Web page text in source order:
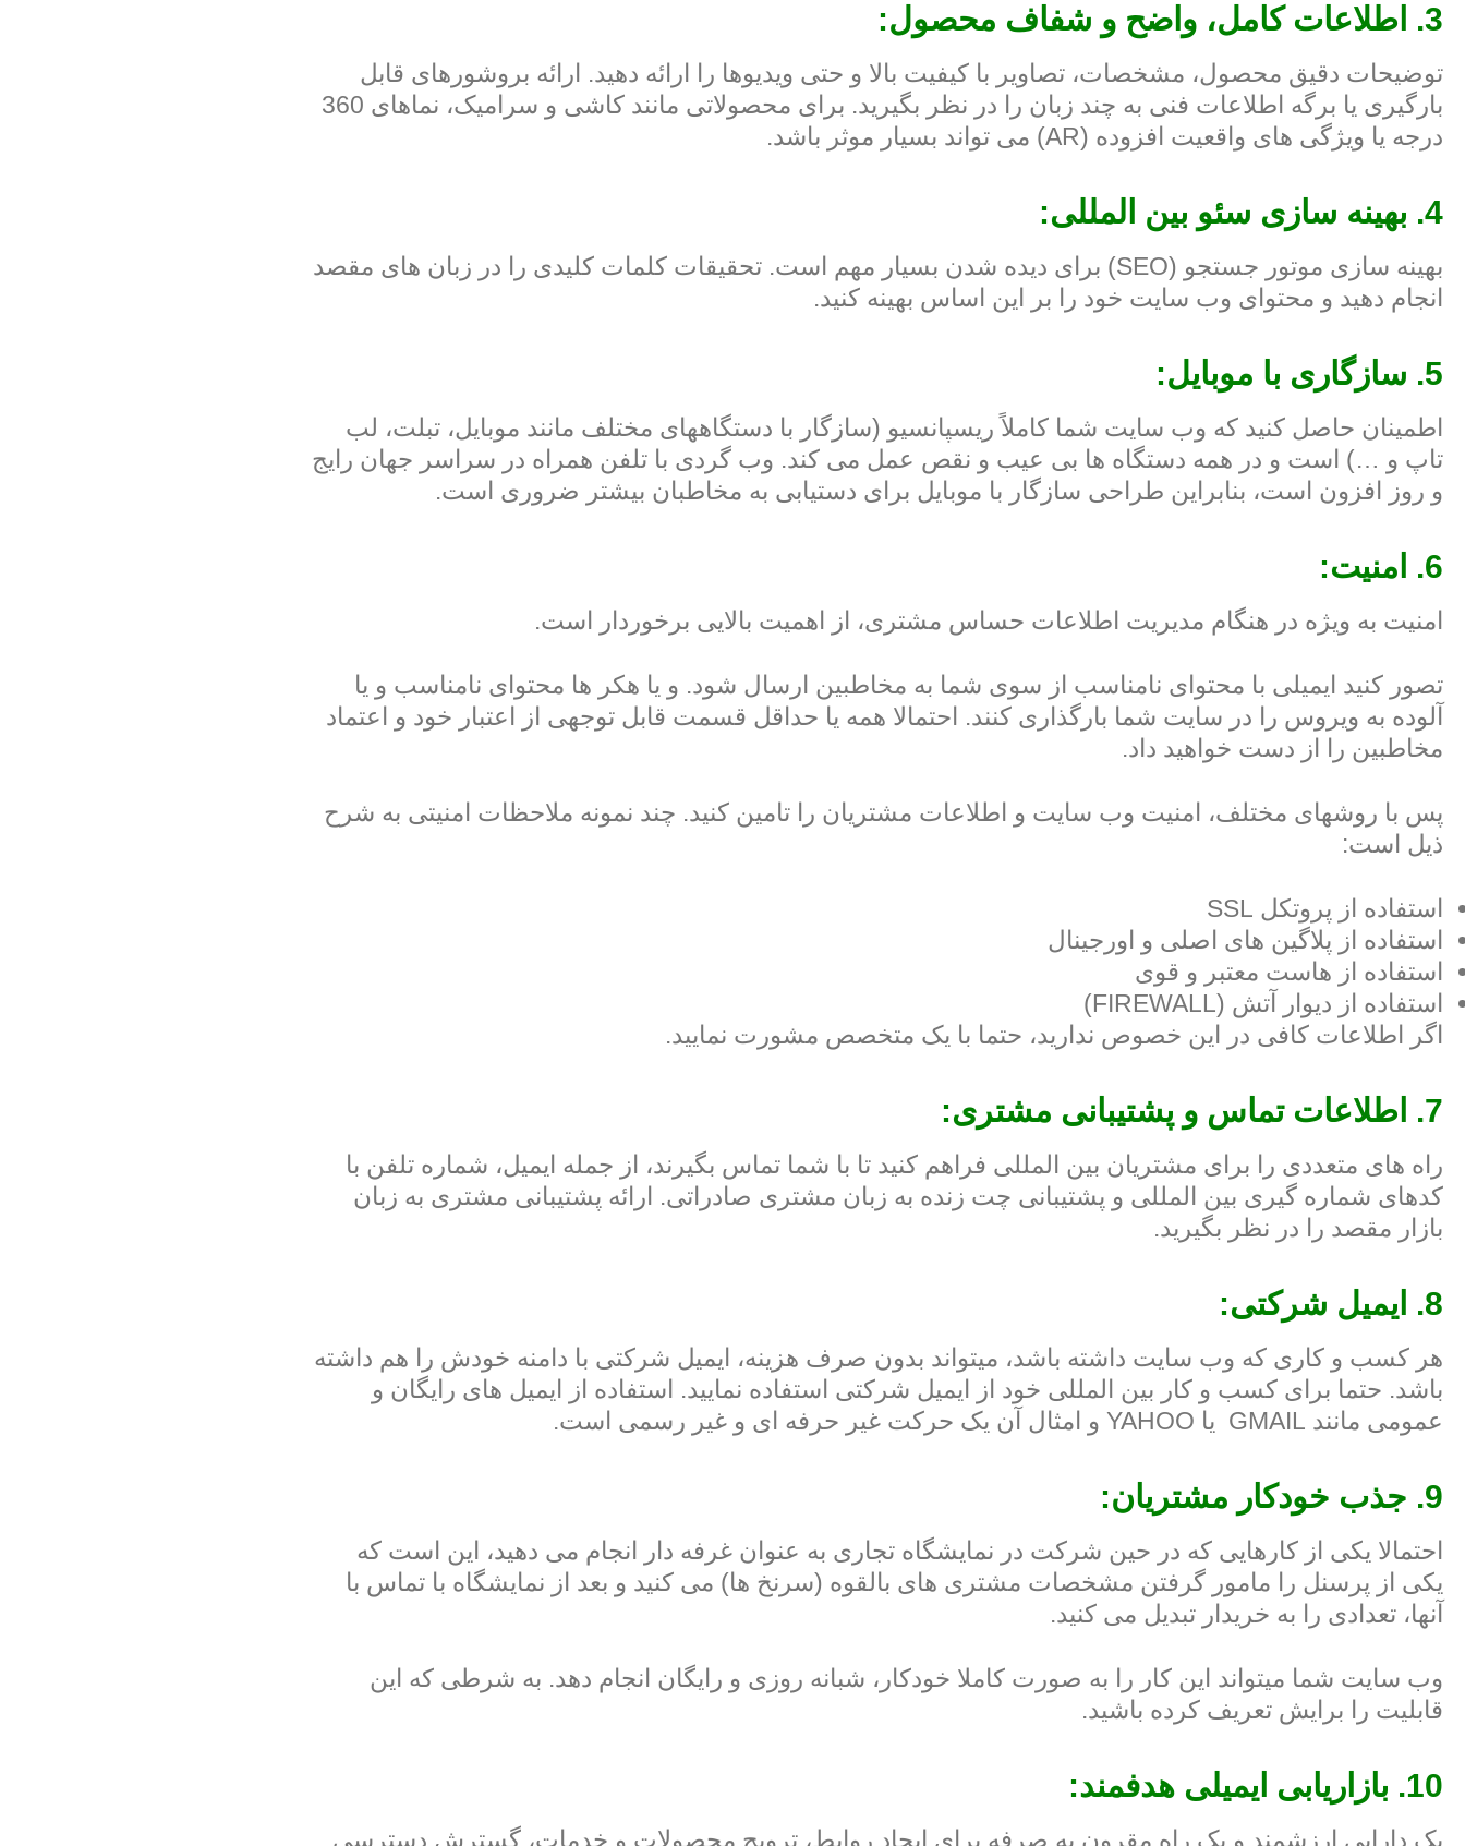
3. اطلاعات کامل، واضح و شفاف محصول:
توضیحات دقیق محصول، مشخصات، تصاویر با کیفیت بالا و حتی ویدیوها را ارائه دهید. ارائه بروشورهای قابل
بارگیری یا برگه اطلاعات فنی به چند زبان را در نظر بگیرید. برای محصولاتی مانند کاشی و سرامیک، نماهای 360
درجه یا ویژگی های واقعیت افزوده (AR) می تواند بسیار موثر باشد.
4. بهینه سازی سئو بین المللی:
بهینه سازی موتور جستجو (SEO) برای دیده شدن بسیار مهم است. تحقیقات کلمات کلیدی را در زبان های مقصد
انجام دهید و محتوای وب سایت خود را بر این اساس بهینه کنید.
5. سازگاری با موبایل:
اطمینان حاصل کنید که وب سایت شما کاملاً ریسپانسیو (سازگار با دستگاههای مختلف مانند موبایل، تبلت، لب
تاپ و …) است و در همه دستگاه ها بی عیب و نقص عمل می کند. وب گردی با تلفن همراه در سراسر جهان رایج
و روز افزون است، بنابراین طراحی سازگار با موبایل برای دستیابی به مخاطبان بیشتر ضروری است.
6. امنیت:
امنیت به ویژه در هنگام مدیریت اطلاعات حساس مشتری، از اهمیت بالایی برخوردار است.
تصور کنید ایمیلی با محتوای نامناسب از سوی شما به مخاطبین ارسال شود. و یا هکر ها محتوای نامناسب و یا
آلوده به ویروس را در سایت شما بارگذاری کنند. احتمالا همه یا حداقل قسمت قابل توجهی از اعتبار خود و اعتماد
مخاطبین را از دست خواهید داد.
پس با روشهای مختلف، امنیت وب سایت و اطلاعات مشتریان را تامین کنید. چند نمونه ملاحظات امنیتی به شرح
ذیل است:
استفاده از پروتکل SSL
استفاده از پلاگین های اصلی و اورجینال
استفاده از هاست معتبر و قوی
استفاده از دیوار آتش (FIREWALL)
اگر اطلاعات کافی در این خصوص ندارید، حتما با یک متخصص مشورت نمایید.
7. اطلاعات تماس و پشتیبانی مشتری:
راه های متعددی را برای مشتریان بین المللی فراهم کنید تا با شما تماس بگیرند، از جمله ایمیل، شماره تلفن با
کدهای شماره گیری بین المللی و پشتیبانی چت زنده به زبان مشتری صادراتی. ارائه پشتیبانی مشتری به زبان
بازار مقصد را در نظر بگیرید.
8. ایمیل شرکتی:
هر کسب و کاری که وب سایت داشته باشد، میتواند بدون صرف هزینه، ایمیل شرکتی با دامنه خودش را هم داشته
باشد. حتما برای کسب و کار بین المللی خود از ایمیل شرکتی استفاده نمایید. استفاده از ایمیل های رایگان و
عمومی مانند GMAIL یا YAHOO و امثال آن یک حرکت غیر حرفه ای و غیر رسمی است.
9. جذب خودکار مشتریان:
احتمالا یکی از کارهایی که در حین شرکت در نمایشگاه تجاری به عنوان غرفه دار انجام می دهید، این است که
یکی از پرسنل را مامور گرفتن مشخصات مشتری های بالقوه (سرنخ ها) می کنید و بعد از نمایشگاه با تماس با
آنها، تعدادی را به خریدار تبدیل می کنید.
وب سایت شما میتواند این کار را به صورت کاملا خودکار، شبانه روزی و رایگان انجام دهد. به شرطی که این
قابلیت را برایش تعریف کرده باشید.
10. بازاریابی ایمیلی هدفمند:
یک دارایی ارزشمند و یک راه مقرون به صرفه برای ایجاد روابط، ترویج محصولات و خدمات، گسترش دسترسی